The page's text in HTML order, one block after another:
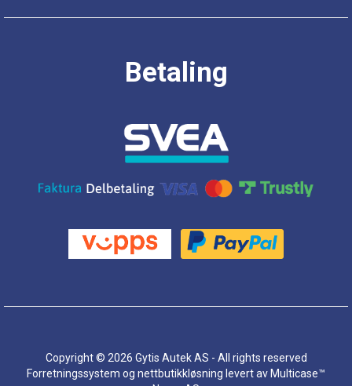
Betaling
Copyright © 2026 Gytis Autek AS - All rights reserved
Forretningssystem og nettbutikkløsning levert av Multicase™